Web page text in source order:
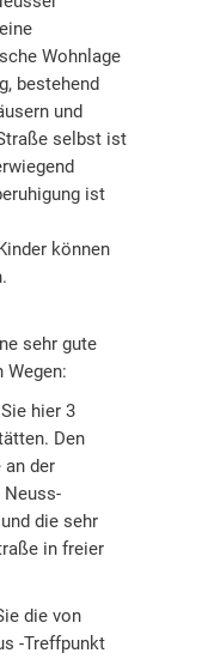
Wohnlage
bestehend
und
selbst ist
ist
können
sehr gute
hier 3
Den
an der
Neuss-
die sehr
in freier
die von
-Treffpunkt